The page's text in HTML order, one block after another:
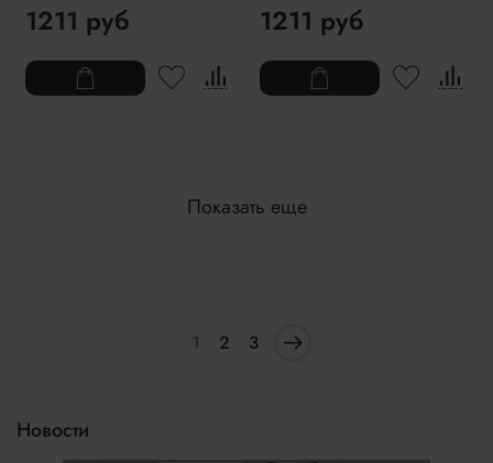
1211 руб 1211 руб
Показать еще
1 2 3
Новости